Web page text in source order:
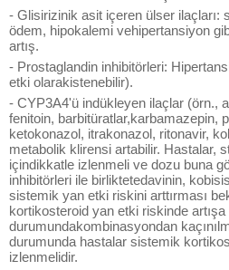
- Glisirizinik asit içeren ülser ilaçları:
ödem, hipokalemi vehipertansiyon
artış.
- Prostaglandin inhibitörleri:
etki olarakistenebilir).
- CYP3A4'ü indükleyen ilaçlar (örn.,
fenitoin, barbitüratlar,karbamazepin,
ketokonazol, itrakonazol, ritonavir,
metabolik klirensi artabilir. Hastalar,
içindikkatle izlenmeli ve dozu buna
inhibitörleri ile birliktetedavinin,
sistemik yan etki riskini arttırması
kortikosteroid yan etki riskinde artışa
durumundakombinasyondan
durumunda hastalar sistemik
izlenmelidir.